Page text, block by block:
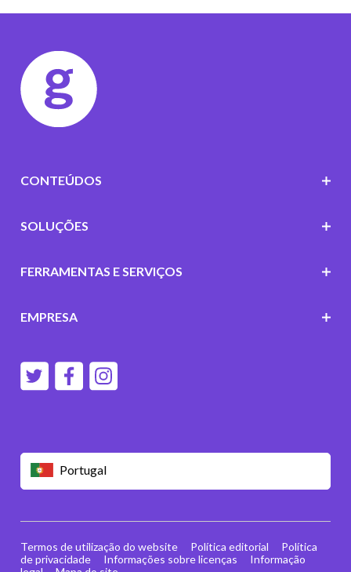
Portugal
CONTEÚDOS
SOLUÇÕES
FERRAMENTAS E SERVIÇOS
EMPRESA
Termos de utilização do website Política editorial
Política
de privacidade
Informações sobre licenças
Informação